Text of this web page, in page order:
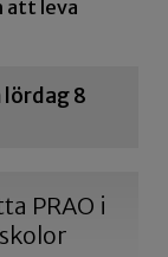
att leva
8
PRAO i